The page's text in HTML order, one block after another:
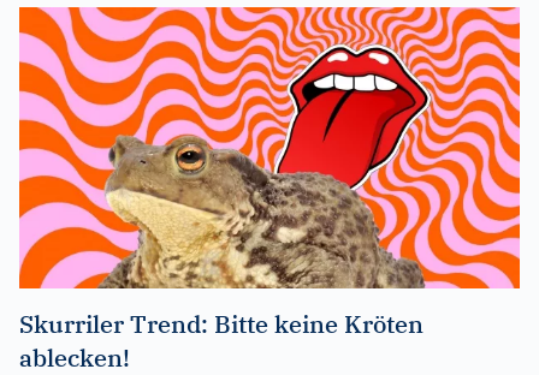
Skurriler Trend: Bitte keine Kröten
ablecken!